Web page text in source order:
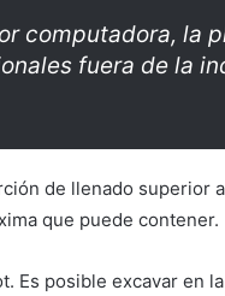
computadora, la
fuera de la
de llenado
que puede contener.
Es posible excavar en